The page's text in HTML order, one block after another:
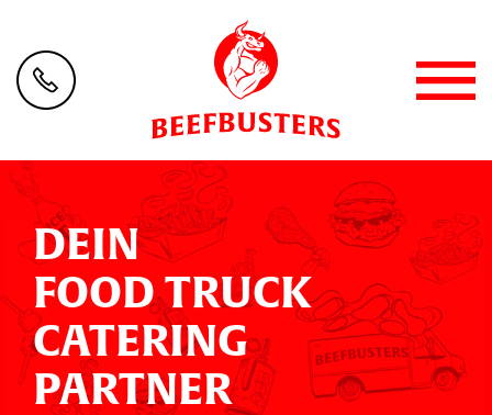
DEIN
FOOD TRUCK
CATERING
PARTNER